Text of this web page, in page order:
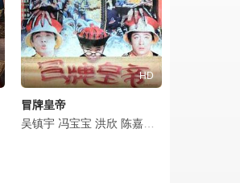
丁楠
文松 黄妮娜 陈嘉男 王蕊 郭祥鹏
HD
冒牌皇帝
吴镇宇 冯宝宝 洪欣 陈嘉男